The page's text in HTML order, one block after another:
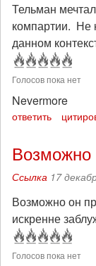
Тельман
компартии. Не
данном
Голосов пока нет
Nevermore
ответить
Возможно
Ссылка 17
Возможно он
искренне
Голосов пока нет